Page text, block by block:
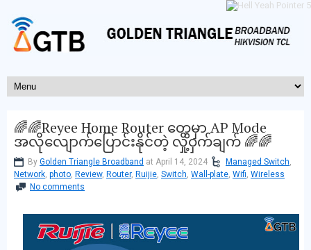
🌈🌈Reyee Home Router တွေမှာ AP Mode
အလိုလျောက်ပြောင်းနိုင်တဲ့ လှို့ဝှက်ချက် 🌈🌈
By Golden Triangle Broadband at April 14, 2024 Managed Switch,
Network, photo, Review, Router, Ruijie, Switch, Wall-plate, Wifi, Wireless
No comments